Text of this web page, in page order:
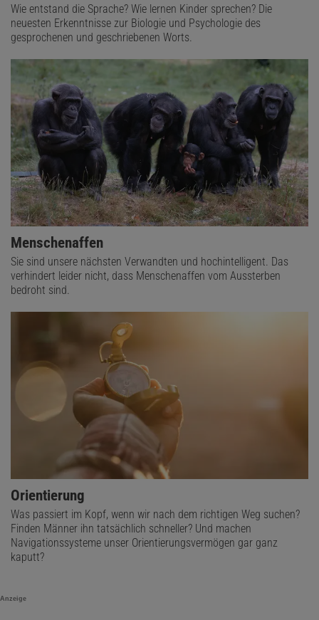
Wie entstand die Sprache? Wie lernen Kinder sprechen? Die
neuesten Erkenntnisse zur Biologie und Psychologie des
gesprochenen und geschriebenen Worts.
Menschenaffen
Sie sind unsere nächsten Verwandten und hochintelligent. Das
verhindert leider nicht, dass Menschenaffen vom Aussterben
bedroht sind.
Orientierung
Was passiert im Kopf, wenn wir nach dem richtigen Weg suchen?
Finden Männer ihn tatsächlich schneller? Und machen
Navigationssysteme unser Orientierungsvermögen gar ganz
kaputt?
Anzeige